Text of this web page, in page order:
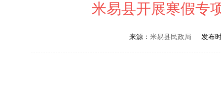
米易县开展寒假专
来源： 米易县民政局 发布时